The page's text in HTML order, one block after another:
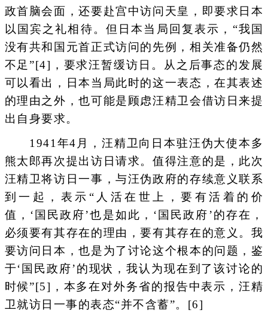
政首脑会面，还要赴宫中访问天皇，即要求日本
以国宾之礼相待。但日本当局回复表示，“我国
没有共和国元首正式访问的先例，相关准备仍然
不足”[4]，要求汪暂缓访日。从之后事态的发展
可以看出，日本当局此时的这一表态，在其表述
的理由之外，也可能是顾虑汪精卫会借访日来提
出自身要求。
1941年4月，汪精卫向日本驻汪伪大使本多
熊太郎再次提出访日请求。值得注意的是，此次
汪精卫将访日一事，与汪伪政府的存续意义联系
到一起，表示“人活在世上，要有活着的价
值，‘国民政府’也是如此，‘国民政府’的存在，
必须要有其存在的理由，要有其存在的意义。我
要访问日本，也是为了讨论这个根本的问题，鉴
于‘国民政府’的现状，我认为现在到了该讨论的
时候”[5]，本多在对外务省的报告中表示，汪精
卫就访日一事的表态“并不含蓄”。[6]